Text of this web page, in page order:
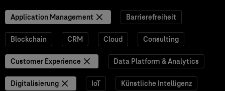
Application Management Barrierefreiheit
Blockchain CRM Cloud Consulting
Customer Experience Data Platform & Analytics
Digitalisierung IoT Künstliche Intelligenz